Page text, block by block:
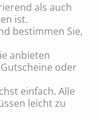
als auch
ist.
bestimmen Sie,
anbieten
oder
einfach. Alle
leicht zu